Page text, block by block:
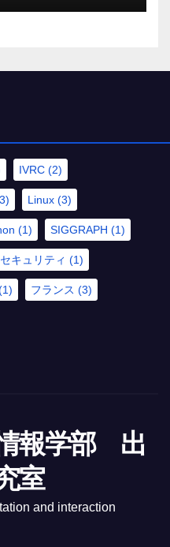
IVRC (2)
Linux (3)
(1) SIGGRAPH (1)
キュリティ (1)
フランス (3)
報学部 出
室
and interaction